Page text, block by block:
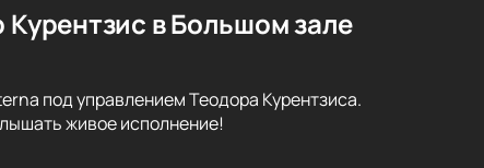
в Большом зале
под управлением Теодора Курентзиса.
живое исполнение!